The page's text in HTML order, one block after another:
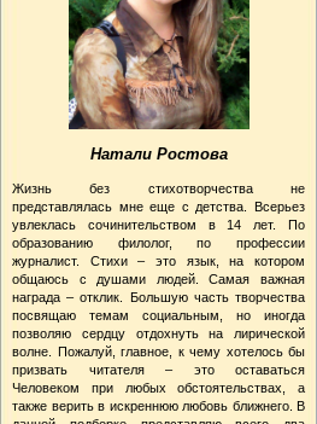
Натали Ростова
Жизнь без стихотворчества не
представлялась мне еще с детства. Всерьез
увлеклась сочинительством в 14 лет. По
образованию филолог, по профессии
журналист. Стихи – это язык, на котором
общаюсь с душами людей. Самая важная
награда – отклик. Большую часть творчества
посвящаю темам социальным, но иногда
позволяю сердцу отдохнуть на лирической
волне. Пожалуй, главное, к чему хотелось бы
призвать читателя – это оставаться
Человеком при любых обстоятельствах, а
также верить в искреннюю любовь ближнего. В